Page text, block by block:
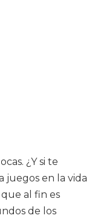
¿Y si te
juegos en la vida
al fin es
de los